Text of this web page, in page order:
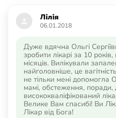
Дуже вдячна Ольгі
зробити лікарі за 10
місяців. Вилікували
найголовніше, це
не тільки мені допомогла
мамі, обстеження,
висококваліфікований
Велике Вам спасибі! Ви
Лікар від Бога!
06.01.2018
Лілія